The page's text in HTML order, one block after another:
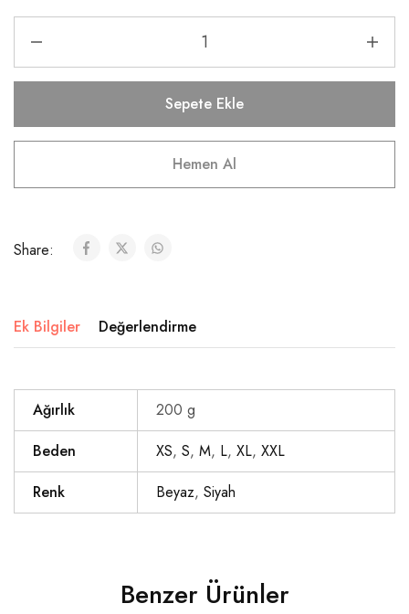
Sepete Ekle
Hemen Al
Share:
Ek Bilgiler Değerlendirme
Ağırlık
200 g
Beden
XS, S, M, L, XL, XXL
Renk
Beyaz, Siyah
Benzer Ürünler